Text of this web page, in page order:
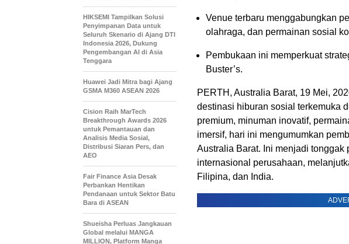
Venue terbaru menggabungkan
olahraga, dan permainan sosial
Pembukaan ini memperkuat
Buster’s.
PERTH, Australia Barat, 19 Mei,
destinasi hiburan sosial terkemuka
premium, minuman inovatif,
imersif, hari ini mengumumkan
Australia Barat. Ini menjadi tonggak
internasional perusahaan,
Filipina, dan India.
HIKSEMI Tampilkan Solusi
Penyimpanan Data untuk
Seluruh Skenario di Ajang DTI
Indonesia 2026, Dukung
Pengembangan AI di Asia
Tenggara
Huawei Jadi Mitra bagi Ajang
GSMA M360 ASEAN 2026
Cision Raih MarTech
Breakthrough Awards 2026
untuk Pemantauan dan
Analisis Media Sosial,
Distribusi Siaran Pers, dan
AEO
Fair Finance Asia Desak
Perbankan Hentikan
Pendanaan untuk Sektor Batu
Bara di ASEAN
Shueisha Perluas Jangkauan
Global melalui MANGA
MILLION, Platform Manga